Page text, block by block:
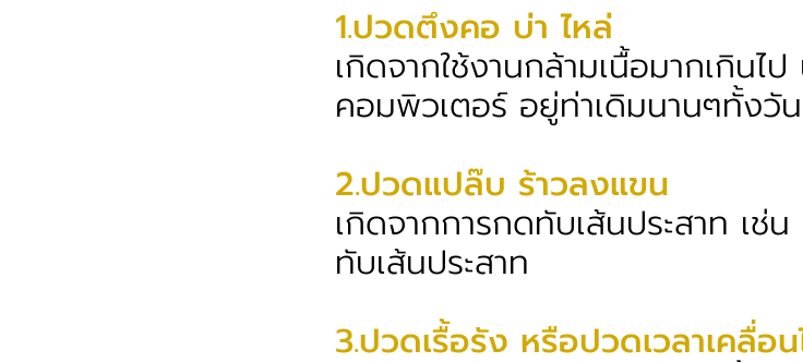
1.ปวดตึงคอ บ่า ไหล่
เกิดจากใช้งานกล้ามเนื้อมากเกินไ
คอมพิวเตอร์ อยู่ท่าเดิมนานๆทั้งวัน
2.ปวดแปล๊บ ร้าวลงแขน
เกิดจากการกดทับเส้นประสาท เช่น
ทับเส้นประสาท
3.ปวดเรื้อรัง หรือปวดเวลาเคลื่อ